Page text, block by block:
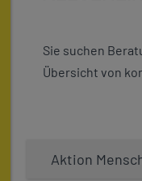
Sie suchen
Übersicht von
Aktion